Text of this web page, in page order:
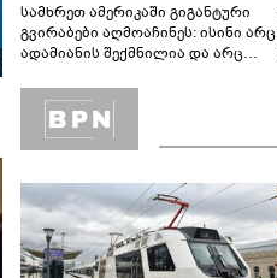
სამხრეთ ამერიკაში გიგანტური
გვირაბები აღმოაჩინეს: ისინი არც
ადამიანის შექმნილია და არც
ლაბირინთები?